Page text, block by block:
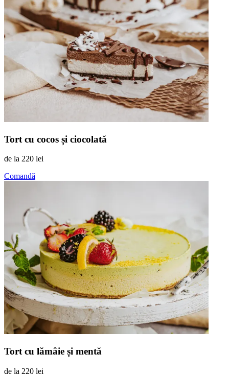
Tort cu cocos și ciocolată
de la 220 lei
Comandă
Tort cu lămâie și mentă
de la 220 lei